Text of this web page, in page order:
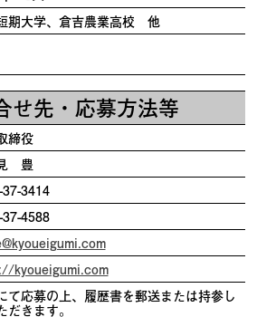
期大学、倉吉農業高校 他
せ先・応募方法等
締役
豊
3414
4588
kyoueigumi.com
て応募の上、履歴書を郵送または持参し
だきます。